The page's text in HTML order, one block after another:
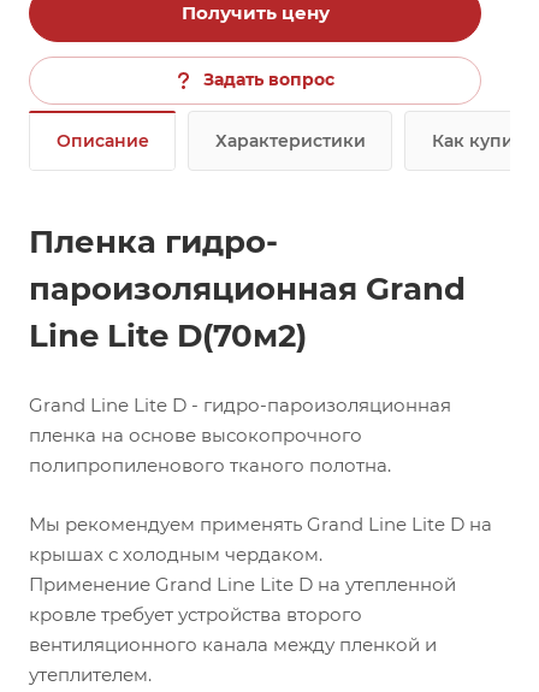
Получить цену
Задать вопрос
Описание Характеристики Как купить
Пленка гидро-
пароизоляционная Grand
Line Lite D(70м2)
Grand Line Lite D - гидро-пароизоляционная
пленка на основе высокопрочного
полипропиленового тканого полотна.
Мы рекомендуем применять Grand Line Lite D на
крышах с холодным чердаком.
Применение Grand Line Lite D на утепленной
кровле требует устройства второго
вентиляционного канала между пленкой и
утеплителем.